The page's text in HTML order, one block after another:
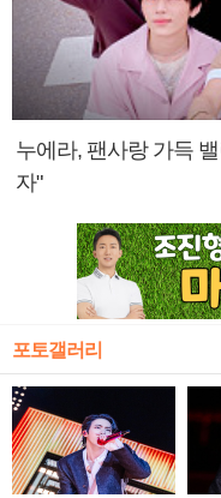
누에라, 팬사랑 가득
자"
포토갤러리